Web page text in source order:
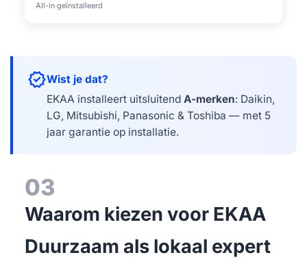
All-in geïnstalleerd
verifiedWist je dat?
EKAA installeert uitsluitendA-merken: Daikin,
LG, Mitsubishi, Panasonic & Toshiba — met 5
jaar garantie op installatie.
03
Waarom kiezen voor EKAA
Duurzaam als lokaal expert